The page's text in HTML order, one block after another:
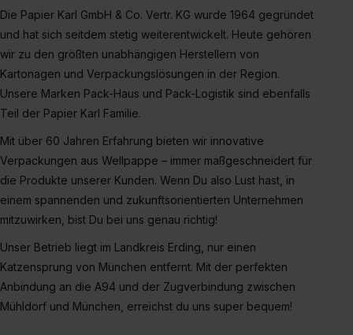
angemessenes Datenschutzniveau (EuGH – Schrems
II). Du kannst die von dir erteilte Einwilligung jederzeit mit
Wirkung für die Zukunft ganz oder teilweise über unsere
Datenschutzerklärung unter dem Punkt „Datenschutz-
Einstellungen“ widerrufen. Weitere Informationen zu den
zeigen“. Weitere Informationen:
Impressum.
Die Papier Karl GmbH & Co. Vertr. KG wurde 1964 gegründet
und hat sich seitdem stetig weiterentwickelt. Heute gehören
wir zu den größten unabhängigen Herstellern von
Kartonagen und Verpackungslösungen in der Region.
Unsere Marken Pack-Haus und Pack-Logistik sind ebenfalls
Teil der Papier Karl Familie.
Mit über 60 Jahren Erfahrung bieten wir innovative
Verpackungen aus Wellpappe – immer maßgeschneidert für
die Produkte unserer Kunden. Wenn Du also Lust hast, in
einem spannenden und zukunftsorientierten Unternehmen
mitzuwirken, bist Du bei uns genau richtig!
Unser Betrieb liegt im Landkreis Erding, nur einen
Katzensprung von München entfernt. Mit der perfekten
Anbindung an die A94 und der Zugverbindung zwischen
Mühldorf und München, erreichst du uns super bequem!